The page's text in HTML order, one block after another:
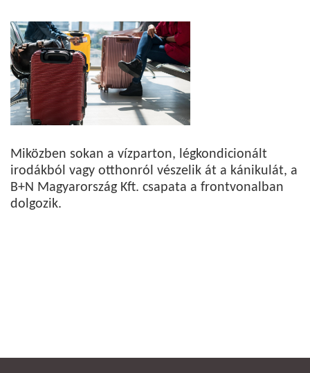
Miközben sokan a vízparton, légkondicionált
irodákból vagy otthonról vészelik át a kánikulát, a
B+N Magyarország Kft. csapata a frontvonalban
dolgozik.